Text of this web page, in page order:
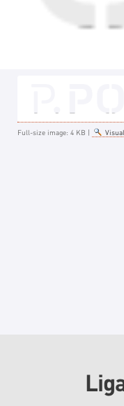
Full-size image: 4 KB |